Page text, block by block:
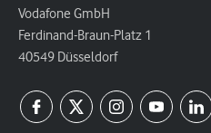
Vodafone GmbH
Ferdinand-Braun-Platz 1
40549 Düsseldorf